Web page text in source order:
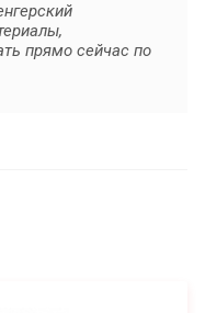
прямо сейчас по